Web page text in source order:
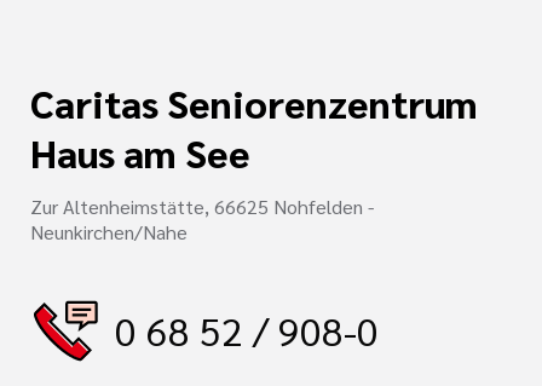
Caritas Seniorenzentrum
Haus am See
Zur Altenheimstätte, 66625 Nohfelden -
Neunkirchen/Nahe
0 68 52 / 908-0